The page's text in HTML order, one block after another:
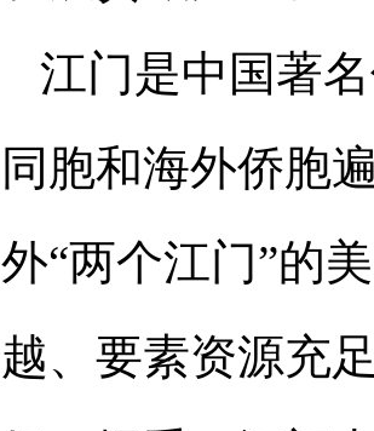
江门是中国著
同胞和海外侨胞
外“两个江门”的
越、要素资源充